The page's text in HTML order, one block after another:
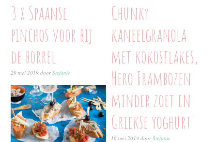
3 x Spaanse
pinchos voor bij
de borrel
29 mei 2019 doorStefanie
Chunky
kaneelgranola
met kokosflakes,
Hero Frambozen
minder zoet en
Griekse yoghurt
16 mei 2019 doorStefanie